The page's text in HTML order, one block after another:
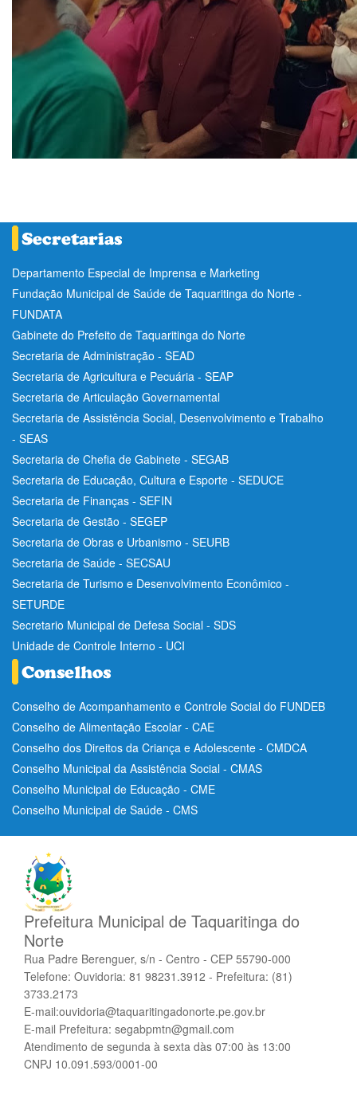
Departamento Especial de Imprensa e Marketing
Fundação Municipal de Saúde de Taquaritinga do Norte -
FUNDATA
Gabinete do Prefeito de Taquaritinga do Norte
Secretaria de Administração - SEAD
Secretaria de Agricultura e Pecuária - SEAP
Secretaria de Articulação Governamental
Secretaria de Assistência Social, Desenvolvimento e Trabalho
- SEAS
Secretaria de Chefia de Gabinete - SEGAB
Secretaria de Educação, Cultura e Esporte - SEDUCE
Secretaria de Finanças - SEFIN
Secretaria de Gestão - SEGEP
Secretaria de Obras e Urbanismo - SEURB
Secretaria de Saúde - SECSAU
Secretaria de Turismo e Desenvolvimento Econômico -
SETURDE
Secretario Municipal de Defesa Social - SDS
Unidade de Controle Interno - UCI
Conselho de Acompanhamento e Controle Social do FUNDEB
Conselho de Alimentação Escolar - CAE
Conselho dos Direitos da Criança e Adolescente - CMDCA
Conselho Municipal da Assistência Social - CMAS
Conselho Municipal de Educação - CME
Conselho Municipal de Saúde - CMS
Prefeitura Municipal de Taquaritinga do
Norte
Rua Padre Berenguer, s/n - Centro - CEP 55790-000
Telefone: Ouvidoria: 81 98231.3912 - Prefeitura: (81)
3733.2173
E-mail:ouvidoria@taquaritingadonorte.pe.gov.br
E-mail Prefeitura: segabpmtn@gmail.com
Atendimento de segunda à sexta dàs 07:00 às 13:00
CNPJ 10.091.593/0001-00